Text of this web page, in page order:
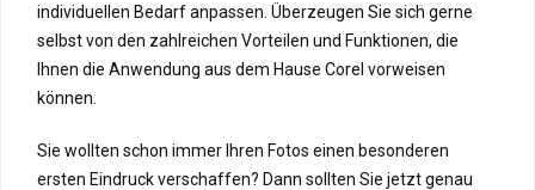
individuellen Bedarf anpassen. Überzeugen Sie sich gerne
selbst von den zahlreichen Vorteilen und Funktionen, die
Ihnen die Anwendung aus dem Hause Corel vorweisen
können.
Sie wollten schon immer Ihren Fotos einen besonderen
ersten Eindruck verschaffen? Dann sollten Sie jetzt genau